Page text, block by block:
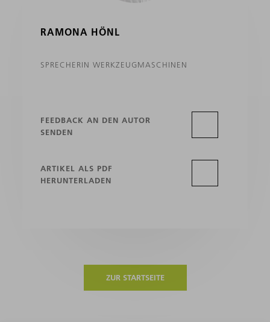
RAMONA HÖNL
SPRECHERIN WERKZEUGMASCHINEN
FEEDBACK AN DEN AUTOR
SENDEN
ARTIKEL ALS PDF
HERUNTERLADEN
ZUR STARTSEITE